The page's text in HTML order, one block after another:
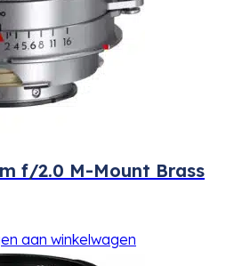
f/2.0 M-Mount Brass
aan winkelwagen